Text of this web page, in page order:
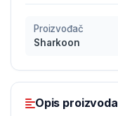
Proizvođač
Sharkoon
Opis proizvoda